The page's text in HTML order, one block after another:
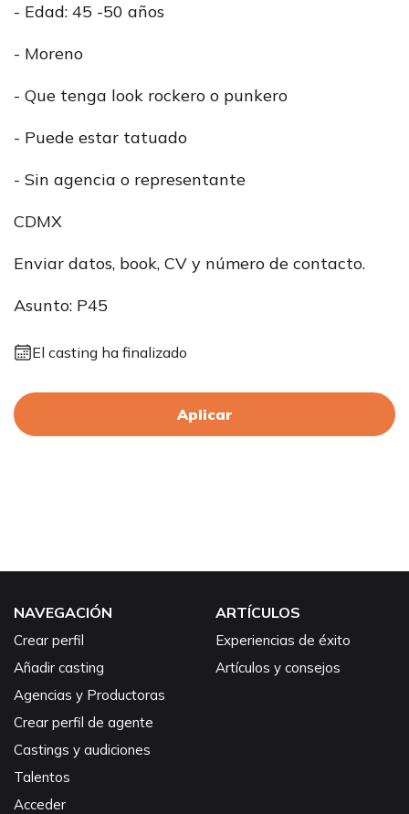
- Edad: 45 -50 años
- Moreno
- Que tenga look rockero o punkero
- Puede estar tatuado
- Sin agencia o representante
CDMX
Enviar datos, book, CV y número de contacto.
Asunto: P45
El casting ha finalizado
Aplicar
NAVEGACIÓN
Crear perfil
Añadir casting
Agencias y Productoras
Crear perfil de agente
Castings y audiciones
Talentos
Acceder
ARTÍCULOS
Experiencias de éxito
Artículos y consejos